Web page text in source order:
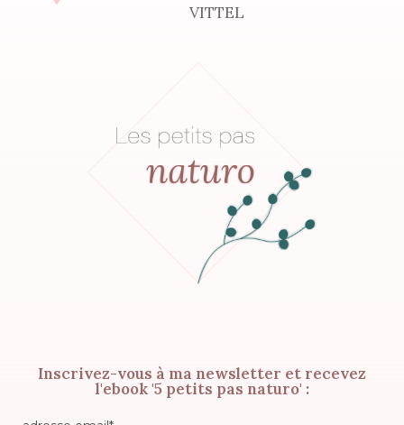
VITTEL
Inscrivez-vous à ma newsletter et recevez
l'ebook '5 petits pas naturo' :